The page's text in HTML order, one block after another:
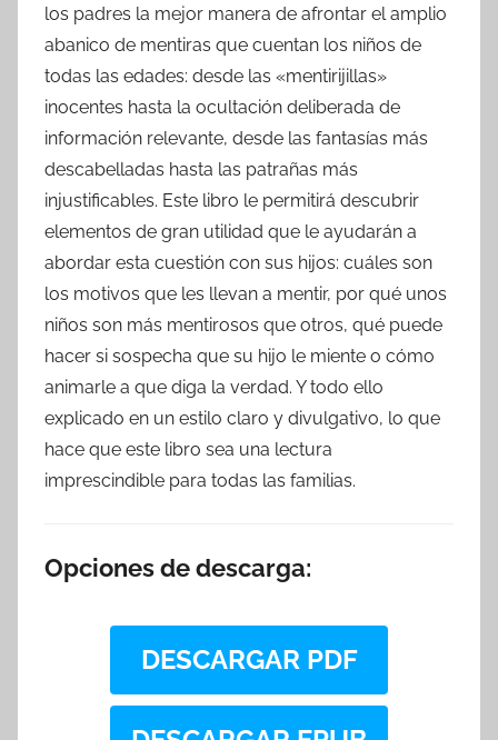
los padres la mejor manera de afrontar el amplio
abanico de mentiras que cuentan los niños de
todas las edades: desde las «mentirijillas»
inocentes hasta la ocultación deliberada de
información relevante, desde las fantasías más
descabelladas hasta las patrañas más
injustificables. Este libro le permitirá descubrir
elementos de gran utilidad que le ayudarán a
abordar esta cuestión con sus hijos: cuáles son
los motivos que les llevan a mentir, por qué unos
niños son más mentirosos que otros, qué puede
hacer si sospecha que su hijo le miente o cómo
animarle a que diga la verdad. Y todo ello
explicado en un estilo claro y divulgativo, lo que
hace que este libro sea una lectura
imprescindible para todas las familias.
Opciones de descarga:
DESCARGAR PDF